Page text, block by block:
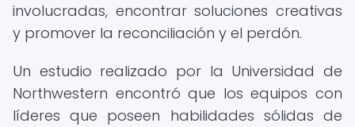
involucradas, encontrar soluciones creativas
y promover la reconciliación y el perdón.
Un estudio realizado por la Universidad de
Northwestern encontró que los equipos con
líderes que poseen habilidades sólidas de